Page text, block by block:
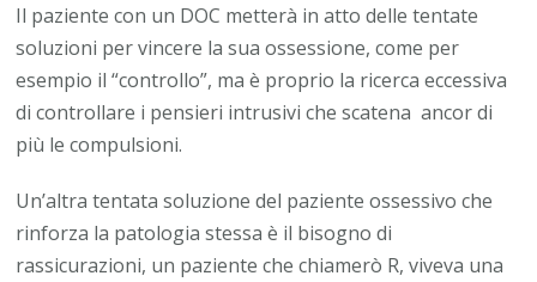
Il paziente con un DOC metterà in atto delle tentate
soluzioni per vincere la sua ossessione, come per
esempio il “controllo”, ma è proprio la ricerca eccessiva
di controllare i pensieri intrusivi che scatena ancor di
più le compulsioni.
Un’altra tentata soluzione del paziente ossessivo che
rinforza la patologia stessa è il bisogno di
rassicurazioni, un paziente che chiamerò R, viveva una